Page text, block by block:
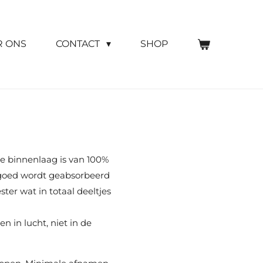
ONS CONTACT SHOP
binnenlaag is van 100%
wordt geabsorbeerd
wat in totaal deeltjes
in lucht, niet in de